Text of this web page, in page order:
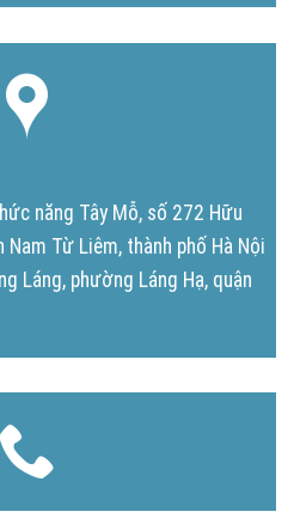
năng Tây Mỗ, số 272 Hữu
Từ Liêm, thành phố Hà Nội
Láng, phường Láng Hạ, quận